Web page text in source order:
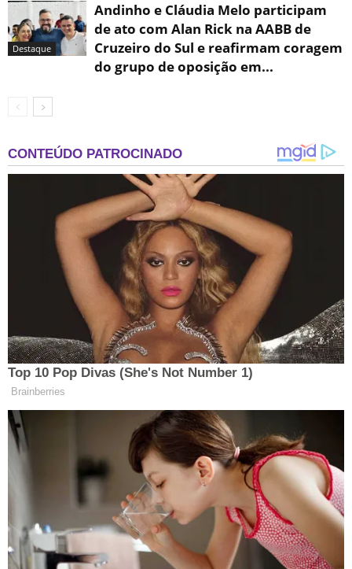
Destaque
Andinho e Cláudia Melo participam
de ato com Alan Rick na AABB de
Cruzeiro do Sul e reafirmam coragem
do grupo de oposição em...